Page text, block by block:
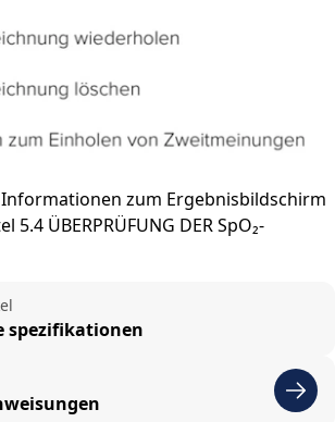
zum Ergebnisbildschirm
5.4 ÜBERPRÜFUNG DER SpO₂-
spezifikationen